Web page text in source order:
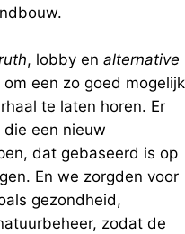
, lobby en alternative
een zo goed mogelijk
te laten horen. Er
een nieuw
dat gebaseerd is op
En we zorgden voor
gezondheid,
zodat de